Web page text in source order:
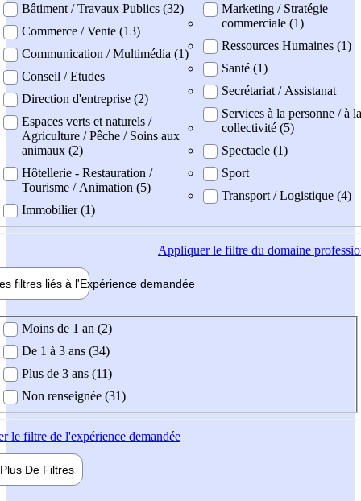
Bâtiment / Travaux Publics (32)
Commerce / Vente (13)
Communication / Multimédia (1)
Conseil / Etudes
Direction d'entreprise (2)
Espaces verts et naturels /
Agriculture / Pêche / Soins aux
animaux (2)
Hôtellerie - Restauration /
Tourisme / Animation (5)
Immobilier (1)
Marketing / Stratégie
commerciale (1)
Ressources Humaines (1)
Santé (1)
Secrétariat / Assistanat
Services à la personne / à la
collectivité (5)
Spectacle (1)
Sport
Transport / Logistique (4)
Appliquerle filtre du domaine
filtres liés à l'Expérience demandée
demandée
Moins de 1 an (2)
De 1 à 3 ans (34)
Plus de 3 ans (11)
Non renseignée (31)
le filtre de l'expérience demandée
Plus De Filtres